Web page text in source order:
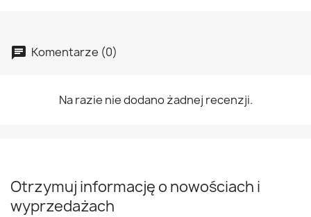
Komentarze (0)
Na razie nie dodano żadnej recenzji.
Otrzymuj informację o nowościach i
wyprzedażach